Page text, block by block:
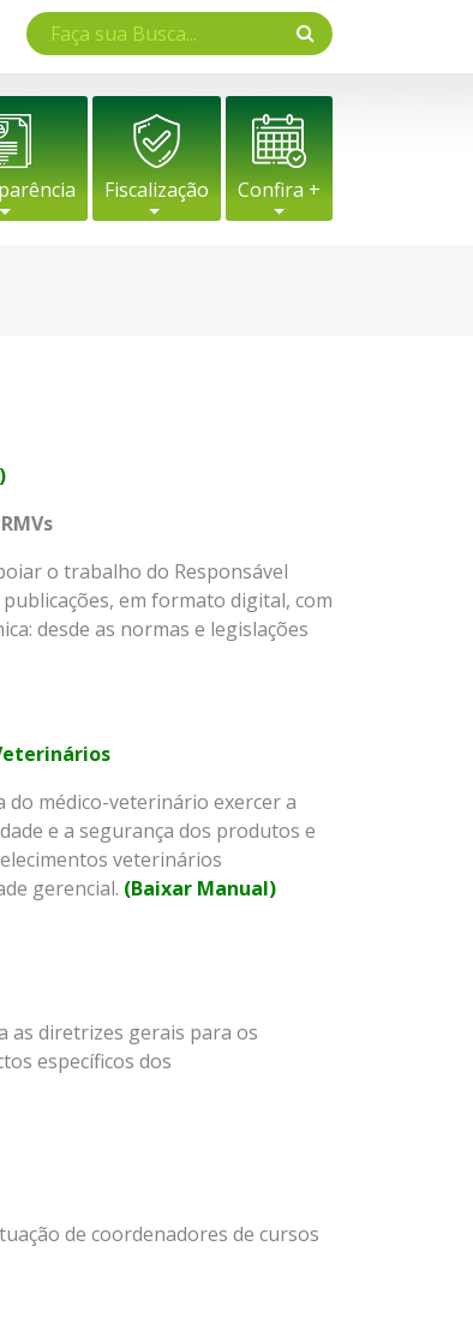
Fiscalização Confira +
o trabalho do Responsável
em formato digital, com
desde as normas e legislações
médico-veterinário exercer a
e a segurança dos produtos e
veterinários
gerencial. (Baixar Manual)
as diretrizes gerais para os
específicos dos
de coordenadores de cursos